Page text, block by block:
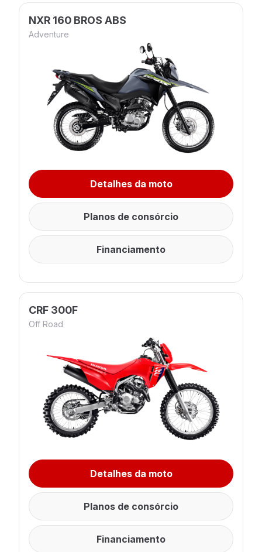
NXR 160 BROS ABS
Adventure
Detalhes da moto
Planos de consórcio
Financiamento
CRF 300F
Off Road
Detalhes da moto
Planos de consórcio
Financiamento